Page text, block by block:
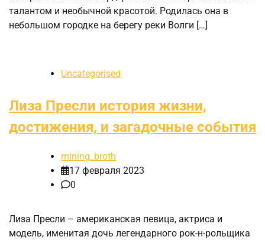
талантом и необычной красотой. Родилась она в
небольшом городке на берегу реки Волги […]
Uncategorised
Лиза Пресли история жизни,
достижения, и загадочные события
mining_broth
17 февраля 2023
0
Лиза Пресли – американская певица, актриса и
модель, именитая дочь легендарного рок-н-рольщика